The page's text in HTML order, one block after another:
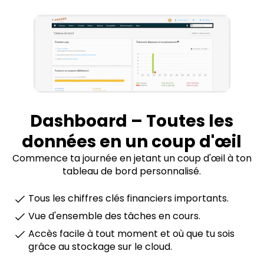
Dashboard – Toutes les
données en un coup d'œil
Commence ta journée en jetant un coup d'œil à ton
tableau de bord personnalisé.
Tous les chiffres clés financiers importants.
Vue d'ensemble des tâches en cours.
Accès facile à tout moment et où que tu sois
grâce au stockage sur le cloud.